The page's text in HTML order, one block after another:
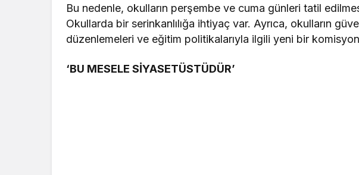
Bu nedenle, okulların perşembe ve cuma günleri tatil
Okullarda bir serinkanlılığa ihtiyaç var. Ayrıca, okulların
düzenlemeleri ve eğitim politikalarıyla ilgili yeni bir
‘BU MESELE SİYASETÜSTÜDÜR’